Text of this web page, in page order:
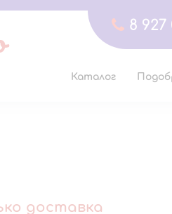
8 927
Каталог
доставка